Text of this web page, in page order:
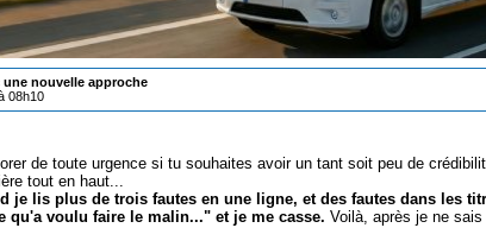
une nouvelle approche
08h10
de toute urgence si tu souhaites avoir un tant soit peu de
tout en haut...
je lis plus de trois fautes en une ligne, et des fautes dans les
qu'a voulu faire le malin..." et je me casse. Voilà, après je ne